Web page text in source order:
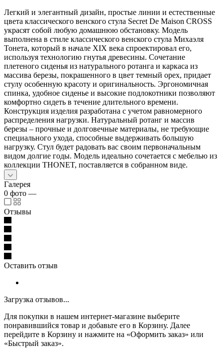
Легкий и элегантный дизайн, простые линии и естественные
цвета классического венского стула Secret De Maison CROSS
украсят собой любую домашнюю обстановку. Модель
выполнена в стиле классического венского стула Михаэля
Тонета, который в начале XIX века спроектировал его,
используя технологию гнутья древесины. Сочетание
плетеного сиденья из натурального ротанга и каркаса из
массива березы, покрашенного в цвет темный орех, придает
стулу особенную красоту и оригинальность. Эргономичная
спинка, удобное сиденье и высокие подлокотники позволяют
комфортно сидеть в течение длительного времени.
Конструкция изделия разработана с учетом равномерного
распределения нагрузки. Натуральный ротанг и массив
березы – прочные и долговечные материалы, не требующие
специального ухода, способные выдерживать большую
нагрузку. Стул будет радовать вас своим первоначальным
видом долгие годы. Модель идеально сочетается с мебелью из
коллекции THONET, поставляется в собранном виде.
Галерея
0 фото —
Отзывы
Оставить отзыв
Загрузка отзывов...
Для покупки в нашем интернет-магазине выберите
понравившийся товар и добавьте его в Корзину. Далее
перейдите в Корзину и нажмите на «Оформить заказ» или
«Быстрый заказ».